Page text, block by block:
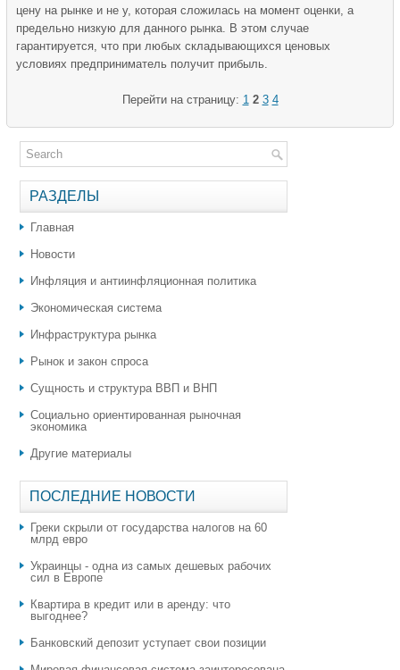
цену на рынке и не у, которая сложилась на момент оценки, а
предельно низкую для данного рынка. В этом случае
гарантируется, что при любых складывающихся ценовых
условиях предприниматель получит прибыль.
Перейти на страницу: 1 2 3 4
РАЗДЕЛЫ
Главная
Новости
Инфляция и антиинфляционная политика
Экономическая система
Инфраструктура рынка
Рынок и закон спроса
Сущность и структура ВВП и ВНП
Социально ориентированная рыночная
экономика
Другие материалы
ПОСЛЕДНИЕ НОВОСТИ
Греки скрыли от государства налогов на 60
млрд евро
Украинцы - одна из самых дешевых рабочих
сил в Европе
Квартира в кредит или в аренду: что
выгоднее?
​Банковский депозит уступает свои позиции